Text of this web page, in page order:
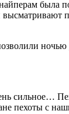
была
пехоты с